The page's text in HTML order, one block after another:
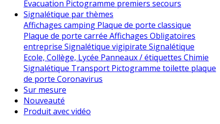
Evacuation Pictogramme premiers secours
Signalétique par thèmes
Affichages camping Plaque de porte classique
Plaque de porte carrée Affichages Obligatoires
entreprise Signalétique vigipirate Signalétique
Ecole, Collège, Lycée Panneaux / étiquettes Chimie
Signalétique Transport Pictogramme toilette plaque
de porte Coronavirus
Sur mesure
Nouveauté
Produit avec vidéo